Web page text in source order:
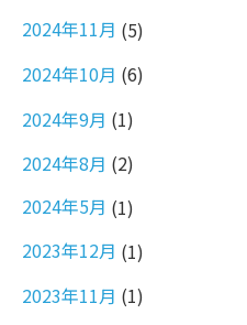
2024年11月 (5)
2024年10月 (6)
2024年9月 (1)
2024年8月 (2)
2024年5月 (1)
2023年12月 (1)
2023年11月 (1)